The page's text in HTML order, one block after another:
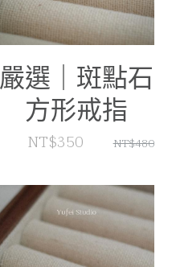
嚴選｜斑點石
方形戒指
NT$350 NT$480